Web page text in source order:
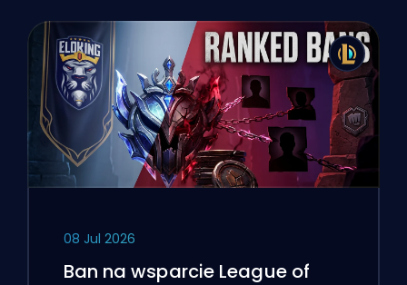
08 Jul 2026
Ban na wsparcie League of